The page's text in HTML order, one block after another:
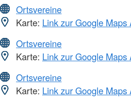
Ortsvereine
Karte: Link zur Google Maps
Ortsvereine
Karte: Link zur Google Maps
Ortsvereine
Karte: Link zur Google Maps